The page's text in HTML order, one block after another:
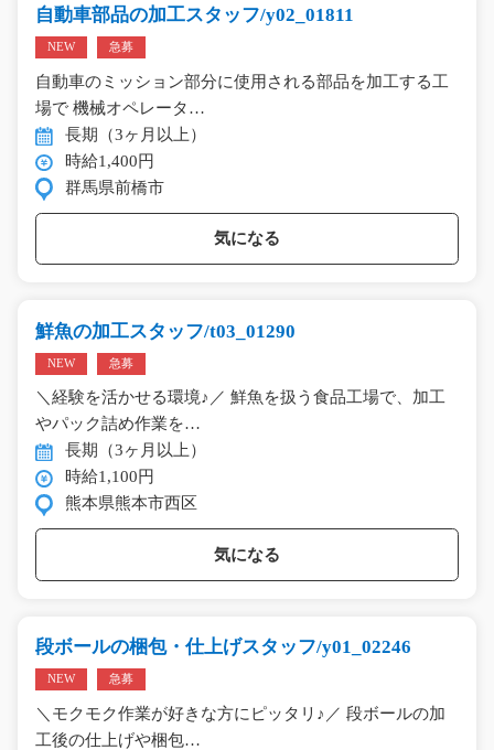
自動車部品の加工スタッフ/y02_01811
NEW 急募
自動車のミッション部分に使用される部品を加工する工
場で 機械オペレータ…
長期（3ヶ月以上）
時給1,400円
群馬県前橋市
気になる
鮮魚の加工スタッフ/t03_01290
NEW 急募
＼経験を活かせる環境♪／ 鮮魚を扱う食品工場で、加工
やパック詰め作業を…
長期（3ヶ月以上）
時給1,100円
熊本県熊本市西区
気になる
段ボールの梱包・仕上げスタッフ/y01_02246
NEW 急募
＼モクモク作業が好きな方にピッタリ♪／ 段ボールの加
工後の仕上げや梱包…